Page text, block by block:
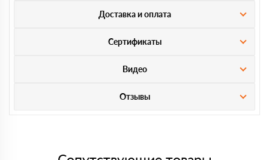
Доставка и оплата
Сертификаты
Видео
Отзывы